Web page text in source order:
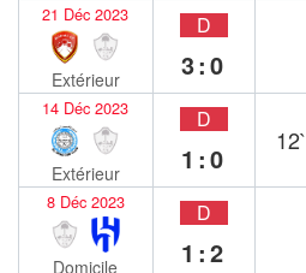
21 Déc 2023
Extérieur
D
3:0
14 Déc 2023
Extérieur
D
1:0
12`
8 Déc 2023
Domicile
D
1:2